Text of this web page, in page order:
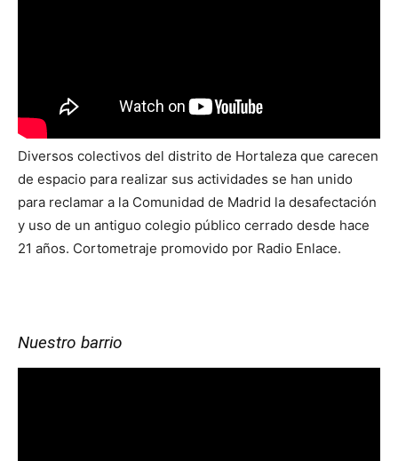
Diversos colectivos del distrito de Hortaleza que carecen
de espacio para realizar sus actividades se han unido
para reclamar a la Comunidad de Madrid la desafectación
y uso de un antiguo colegio público cerrado desde hace
21 años. Cortometraje promovido por Radio Enlace.
Nuestro barrio